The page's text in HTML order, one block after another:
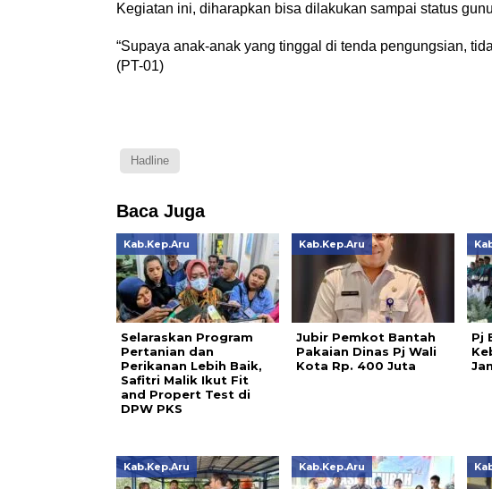
Kegiatan ini, diharapkan bisa dilakukan sampai status
“Supaya anak-anak yang tinggal di tenda pengungsian,
(PT-01)
Hadline
Baca Juga
Kab.Kep.Aru
Selaraskan Program
Pertanian dan
Perikanan Lebih Baik,
Safitri Malik Ikut Fit
and Propert Test di
DPW PKS
Kab.Kep.Aru
Jubir Pemkot Bantah
Pakaian Dinas Pj Wali
Kota Rp. 400 Juta
Pj
Kab.Kep.Aru Kab.Kep.Aru